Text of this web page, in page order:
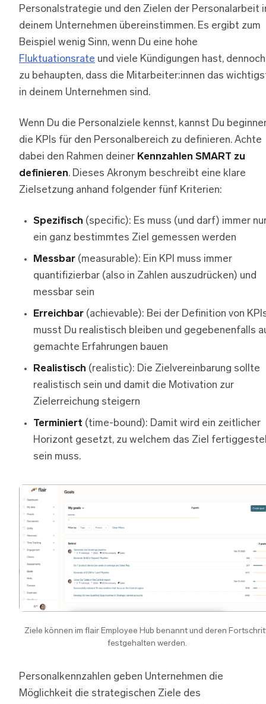
Personalstrategie und den Zielen der Personalarbeit
deinem Unternehmen übereinstimmen. Es ergibt zum
Beispiel wenig Sinn, wenn Du eine hohe
Fluktuationsrate und viele Kündigungen hast, dennoch
zu behaupten, dass die Mitarbeiter:innen das
in deinem Unternehmen sind.
Wenn Du die Personalziele kennst, kannst Du
die KPIs für den Personalbereich zu definieren. Achte
dabei den Rahmen deiner Kennzahlen SMART zu
definieren. Dieses Akronym beschreibt eine klare
Zielsetzung anhand folgender fünf Kriterien:
Spezifisch (specific): Es muss (und darf) immer
ein ganz bestimmtes Ziel gemessen werden
Messbar (measurable): Ein KPI muss immer
quantifizierbar (also in Zahlen auszudrücken) und
messbar sein
Erreichbar (achievable): Bei der Definition von
musst Du realistisch bleiben und gegebenenfalls
gemachte Erfahrungen bauen
Realistisch (realistic): Die Zielvereinbarung sollte
realistisch sein und damit die Motivation zur
Zielerreichung steigern
Terminiert (time-bound): Damit wird ein zeitlicher
Horizont gesetzt, zu welchem das Ziel
sein muss.
Ziele können im flair Employee Hub benannt und deren
festgehalten werden.
Personalkennzahlen geben Unternehmen die
Möglichkeit die strategischen Ziele des